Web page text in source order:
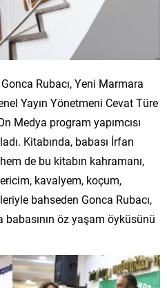
Rubacı, Yeni Marmara
Yayın Yönetmeni Cevat Türe
Medya program yapımcısı
Kitabında, babası İrfan
de bu kitabın kahramanı,
kavalyem, koçum,
bahseden Gonca Rubacı,
babasının öz yaşam öyküsünü